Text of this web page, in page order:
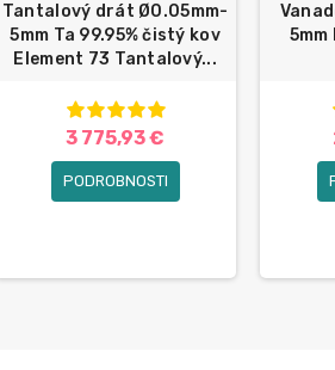
Tantalový drát Ø0.05mm-
5mm Ta 99.95% čistý kov
Element 73 Tantalový...
3 775,93 €
PODROBNOSTI